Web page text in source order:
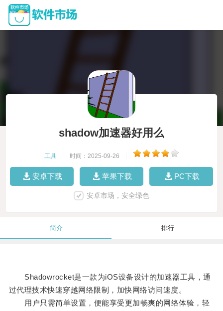
shadow加速器好用么
工具 时间：2025-09-26
安卓下载 苹果下载 PC下载
安卓市场，安全绿色
简介 排行
Shadowrocket是一款为iOS设备设计的加速器工具，通
过代理技术快速穿越网络限制，加快网络访问速度。
用户只需简单设置，便能享受更加畅爽的网络体验，轻